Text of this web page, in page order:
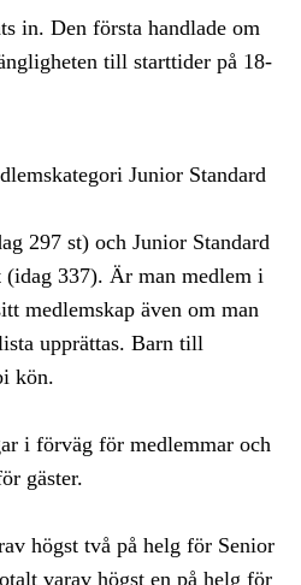
in. Den första handlade om
till starttider på 18-
Junior Standard
297 st) och Junior Standard
337). Är man medlem i
medlemskap även om man
upprättas. Barn till
kön.
i förväg för medlemmar och
gäster.
högst två på helg för Senior
varav högst en på helg för